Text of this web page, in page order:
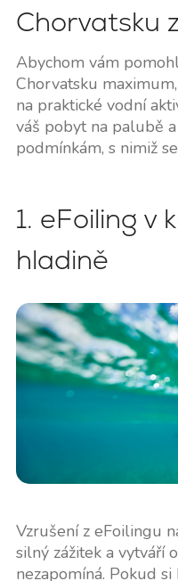
Chorvatsku
Abychom vám
Chorvatsku
na praktické vodní
váš pobyt na palubě
podmínkám, s nimiž
1. eFoiling v
hladině
Vzrušení z eFoilingu
silný zážitek a vytváří
nezapomíná. Pokud